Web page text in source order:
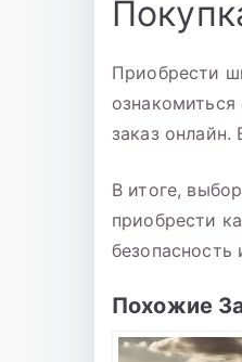
Приобрести
заказ
В итоге,
приобрести
Похожие